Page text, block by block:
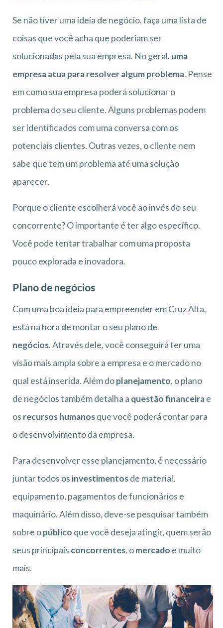
Se não tiver uma ideia de negócio, faça uma lista de
coisas que você acha que poderiam ser
solucionadas pela sua empresa. No geral, uma
empresa atua para resolver algum problema. Pense
em como sua empresa poderá solucionar o
problema do seu cliente. Alguns problemas podem
ser identificados com uma conversa com os
potenciais clientes. Outras vezes, o cliente nem
sabe que tem um problema até uma solução
aparecer.
Porque o cliente escolherá você ao invés do seu
concorrente? O importante é ter algo específico.
Você pode tentar trabalhar com uma proposta
pouco explorada e inovadora.
Plano de negócios
Com uma boa ideia para empreender em Cruz Alta,
está na hora de montar o seu plano de
negócios. Através dele, você conseguirá ter uma
visão mais ampla sobre a empresa e o mercado no
qual está inserida. Além doplanejamento, o plano
de negócios também detalha a questão financeirae
os recursos humanosque você poderá contar para
o desenvolvimento da empresa.
Para desenvolver esse planejamento, é necessário
juntar todos os investimentosde material,
equipamento, pagamentos de funcionários e
maquinário. Além disso, deve-se pesquisar também
sobre opúblico que você deseja atingir, quem serão
seus principais concorrentes, omercado e muito
mais.